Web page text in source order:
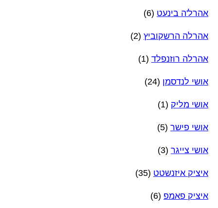
אהרל'ה בינעט (6)
אהרלה הרשקוביץ (2)
אהרלה רוזנפלד (1)
אושי לנדסמן (24)
אושי מליק (1)
אושי פישר (5)
אושי צייגר (3)
איציק איזנשטט (35)
איציק פאמפ (6)